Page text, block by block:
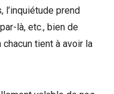
l’inquiétude prend
là, etc., bien de
tient à avoir la